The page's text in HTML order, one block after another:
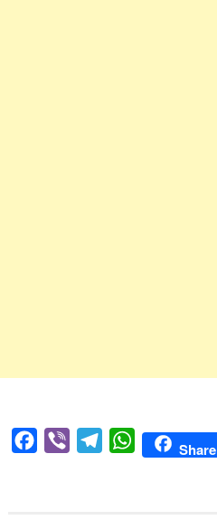
Facebook
Viber TelegramWhatsAppShare